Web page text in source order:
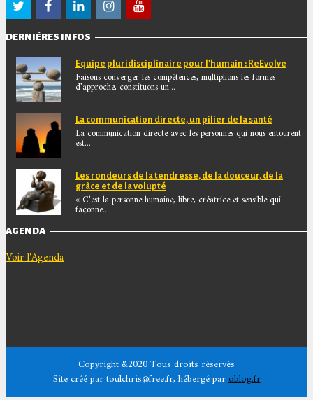
DERNIÈRES INFOS
Equipe pluridisciplinaire pour l’humain : ReEvolve
Faisons converger les compétences, multiplions les formes
d’approche, constituons un...
La communication directe, un pilier de la santé
La communication directe avec les personnes qui nous entourent
est...
Les rondeurs de la tendresse, de la douceur, de la
grâce et de la volupté
« C’est la personne humaine, libre, créatrice et sensible qui
façonne...
AGENDA
Voir l'Agenda
Copyright &2020 Tous droits réservés
Site créé par toulchris@free.fr, hébergé paroblog.fr